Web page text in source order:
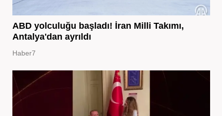
ABD yolculuğu başladı! İran Milli Takımı,
Antalya'dan ayrıldı
Haber7